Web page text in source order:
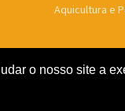
Aquicultura e
o nosso site a